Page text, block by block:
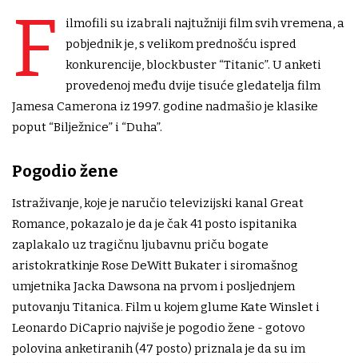
F
ilmofili su izabrali najtužniji film svih vremena, a
pobjednik je, s velikom prednošću ispred
konkurencije, blockbuster “Titanic”. U anketi
provedenoj među dvije tisuće gledatelja film
Jamesa Camerona iz 1997. godine nadmašio je klasike
poput “Bilježnice” i “Duha”.
Pogodio žene
Istraživanje, koje je naručio televizijski kanal Great
Romance, pokazalo je da je čak 41 posto ispitanika
zaplakalo uz tragičnu ljubavnu priču bogate
aristokratkinje Rose DeWitt Bukater i siromašnog
umjetnika Jacka Dawsona na prvom i posljednjem
putovanju Titanica. Film u kojem glume Kate Winslet i
Leonardo DiCaprio najviše je pogodio žene - gotovo
polovina anketiranih (47 posto) priznala je da su im